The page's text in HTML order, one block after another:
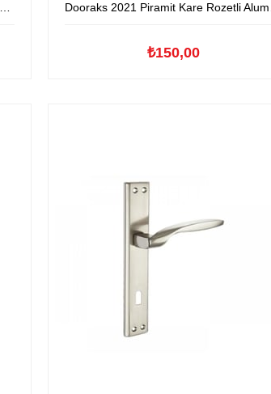
Dooraks 2021 Piramit Kare Rozetli Aluminyum Kapıkolu
₺150,00